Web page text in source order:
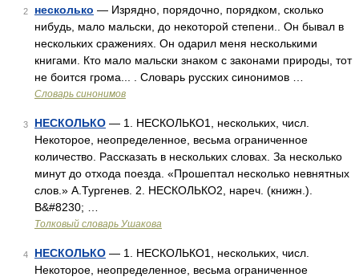
2 несколько — Изрядно, порядочно, порядком, сколько
нибудь, мало мальски, до некоторой степени.. Он бывал в
нескольких сражениях. Он одарил меня несколькими
книгами. Кто мало мальски знаком с законами природы, тот
не боится грома... . Словарь русских синонимов …
Словарь синонимов
3 НЕСКОЛЬКО — 1. НЕСКОЛЬКО1, нескольких, числ.
Некоторое, неопределенное, весьма ограниченное
количество. Рассказать в нескольких словах. За несколько
минут до отхода поезда. «Прошептал несколько невнятных
слов.» А.Тургенев. 2. НЕСКОЛЬКО2, нареч. (книжн.).
В&#8230; …
Толковый словарь Ушакова
4 НЕСКОЛЬКО — 1. НЕСКОЛЬКО1, нескольких, числ.
Некоторое, неопределенное, весьма ограниченное